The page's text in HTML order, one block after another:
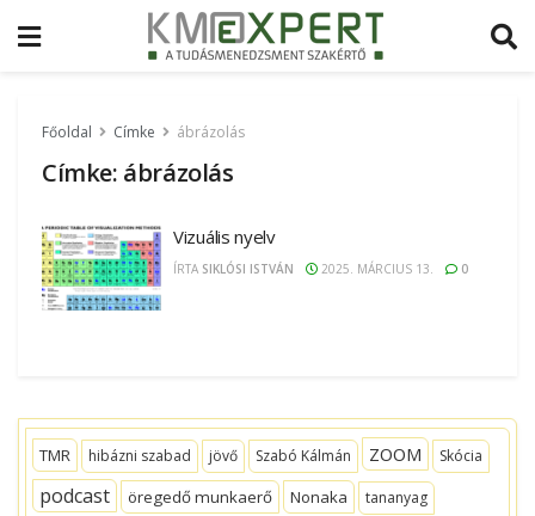
Főoldal Címke ábrázolás
Címke: ábrázolás
Vizuális nyelv
ÍRTA SIKLÓSI ISTVÁN 2025. MÁRCIUS 13. 0
TMR hibázni szabad jövő Szabó Kálmán ZOOM Skócia
podcast öregedő munkaerő Nonaka tananyag